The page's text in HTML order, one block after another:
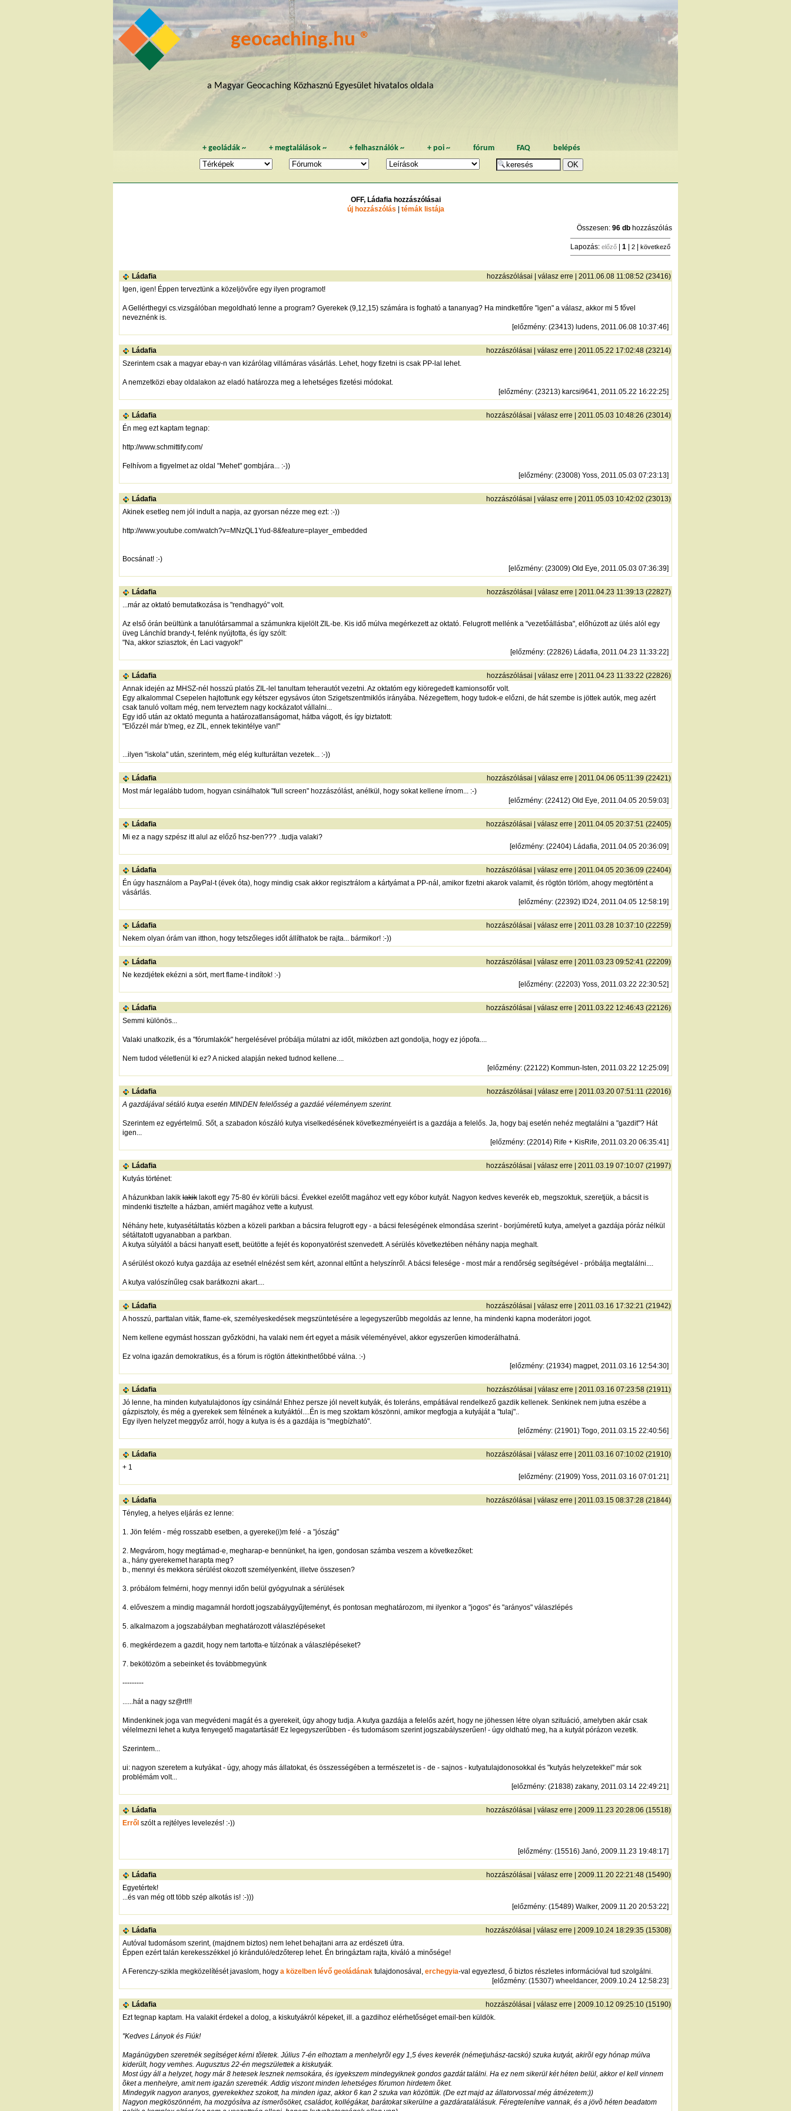
geocaching.hu ®
a Magyar Geocaching Közhasznú Egyesület hivatalos oldala
+geoládák ~ + megtalálások~ +felhasználók ~ + poi~ fórum FAQ belépés
OFF, Ládafia hozzászólásai
új hozzászólás
témák listája
Összesen: 96 db hozzászólás
Lapozás: előző 1 2 következő
Ládafia hozzászólásai válasz erre | 2011.06.08 11:08:52 (23416)
Igen, igen! Éppen terveztünk a közeljövőre egy ilyen programot!
A Gellérthegyi cs.vizsgálóban megoldható lenne a program? Gyerekek (9,12,15) számára is fogható a tananyag? Ha mindkettőre "igen" a válasz, akkor mi 5 fővel
neveznénk is.
[előzmény: (23413) ludens, 2011.06.08 10:37:46]
Ládafia hozzászólásai válasz erre | 2011.05.22 17:02:48 (23214)
Szerintem csak a magyar ebay-n van kizárólag villámáras vásárlás. Lehet, hogy fizetni is csak PP-lal lehet.
A nemzetközi ebay oldalakon az eladó határozza meg a lehetséges fizetési módokat.
[előzmény: (23213) karcsi9641, 2011.05.22 16:22:25]
Ládafia hozzászólásai válasz erre | 2011.05.03 10:48:26 (23014)
Én meg ezt kaptam tegnap:
http://www.schmittify.com/
Felhívom a figyelmet az oldal "Mehet" gombjára... :-))
[előzmény: (23008) Yoss, 2011.05.03 07:23:13]
Ládafia hozzászólásai válasz erre | 2011.05.03 10:42:02 (23013)
Akinek esetleg nem jól indult a napja, az gyorsan nézze meg ezt: :-))
http://www.youtube.com/watch?v=MNzQL1Yud-8&feature=player_embedded
Bocsánat! :-)
[előzmény: (23009) Old Eye, 2011.05.03 07:36:39]
Ládafia hozzászólásai válasz erre | 2011.04.23 11:39:13 (22827)
...már az oktató bemutatkozása is "rendhagyó" volt.
Az első órán beültünk a tanulótársammal a számunkra kijelölt ZIL-be. Kis idő múlva megérkezett az oktató. Felugrott mellénk a "vezetőállásba", előhúzott az ülés alól egy
üveg Lánchíd brandy-t, felénk nyújtotta, és így szólt:
"Na, akkor sziasztok, én Laci vagyok!"
[előzmény: (22826) Ládafia, 2011.04.23 11:33:22]
Ládafia hozzászólásai válasz erre | 2011.04.23 11:33:22 (22826)
Annak idején az MHSZ-nél hosszú platós ZIL-lel tanultam teherautót vezetni. Az oktatóm egy kiöregedett kamionsofőr volt.
Egy alkalommal Csepelen hajtottunk egy kétszer egysávos úton Szigetszentmiklós irányába. Nézegettem, hogy tudok-e előzni, de hát szembe is jöttek autók, meg azért
csak tanuló voltam még, nem terveztem nagy kockázatot vállalni...
Egy idő után az oktató megunta a határozatlanságomat, hátba vágott, és így biztatott:
"Előzzél már b'meg, ez ZIL, ennek tekintélye van!"
...ilyen "iskola" után, szerintem, még elég kulturáltan vezetek... :-))
Ládafia hozzászólásai válasz erre | 2011.04.06 05:11:39 (22421)
Most már legalább tudom, hogyan csinálhatok "full screen" hozzászólást, anélkül, hogy sokat kellene írnom... :-)
[előzmény: (22412) Old Eye, 2011.04.05 20:59:03]
Ládafia hozzászólásai válasz erre | 2011.04.05 20:37:51 (22405)
Mi ez a nagy szpész itt alul az előző hsz-ben??? ..tudja valaki?
[előzmény: (22404) Ládafia, 2011.04.05 20:36:09]
Ládafia hozzászólásai válasz erre | 2011.04.05 20:36:09 (22404)
Én úgy használom a PayPal-t (évek óta), hogy mindig csak akkor regisztrálom a kártyámat a PP-nál, amikor fizetni akarok valamit, és rögtön törlöm, ahogy megtörtént a
vásárlás.
[előzmény: (22392) ID24, 2011.04.05 12:58:19]
Ládafia hozzászólásai válasz erre | 2011.03.28 10:37:10 (22259)
Nekem olyan órám van itthon, hogy tetszőleges időt állíthatok be rajta... bármikor! :-))
Ládafia hozzászólásai válasz erre | 2011.03.23 09:52:41 (22209)
Ne kezdjétek ekézni a sört, mert flame-t indítok! :-)
[előzmény: (22203) Yoss, 2011.03.22 22:30:52]
Ládafia hozzászólásai válasz erre | 2011.03.22 12:46:43 (22126)
Semmi különös...
Valaki unatkozik, és a "fórumlakók" hergelésével próbálja múlatni az időt, miközben azt gondolja, hogy ez jópofa....
Nem tudod véletlenül ki ez? A nicked alapján neked tudnod kellene....
[előzmény: (22122) Kommun-Isten, 2011.03.22 12:25:09]
Ládafia hozzászólásai válasz erre | 2011.03.20 07:51:11 (22016)
A gazdájával sétáló kutya esetén MINDEN felelősség a gazdáé véleményem szerint.
Szerintem ez egyértelmű. Sőt, a szabadon kószáló kutya viselkedésének következményeiért is a gazdája a felelős. Ja, hogy baj esetén nehéz megtalálni a "gazdit"? Hát
igen...
[előzmény: (22014) Rife + KisRife, 2011.03.20 06:35:41]
Ládafia hozzászólásai válasz erre | 2011.03.19 07:10:07 (21997)
Kutyás történet:
A házunkban lakik lakik lakott egy 75-80 év körüli bácsi. Évekkel ezelőtt magához vett egy kóbor kutyát. Nagyon kedves keverék eb, megszoktuk, szeretjük, a bácsit is
mindenki tisztelte a házban, amiért magához vette a kutyust.
Néhány hete, kutyasétáltatás közben a közeli parkban a bácsira felugrott egy - a bácsi feleségének elmondása szerint - borjúméretű kutya, amelyet a gazdája póráz nélkül
sétáltatott ugyanabban a parkban.
A kutya súlyától a bácsi hanyatt esett, beütötte a fejét és koponyatörést szenvedett. A sérülés következtében néhány napja meghalt.
A sérülést okozó kutya gazdája az esetnél elnézést sem kért, azonnal eltűnt a helyszínről. A bácsi felesége - most már a rendőrség segítségével - próbálja megtalálni....
A kutya valószínűleg csak barátkozni akart....
Ládafia hozzászólásai válasz erre | 2011.03.16 17:32:21 (21942)
A hosszú, parttalan viták, flame-ek, személyeskedések megszüntetésére a legegyszerűbb megoldás az lenne, ha mindenki kapna moderátori jogot.
Nem kellene egymást hosszan győzködni, ha valaki nem ért egyet a másik véleményével, akkor egyszerűen kimoderálhatná.
Ez volna igazán demokratikus, és a fórum is rögtön áttekinthetőbbé válna. :-)
[előzmény: (21934) magpet, 2011.03.16 12:54:30]
Ládafia hozzászólásai válasz erre | 2011.03.16 07:23:58 (21911)
Jó lenne, ha minden kutyatulajdonos így csinálná! Ehhez persze jól nevelt kutyák, és toleráns, empátiával rendelkező gazdik kellenek. Senkinek nem jutna eszébe a
gázpisztoly, és még a gyerekek sem félnének a kutyáktól....Én is meg szoktam köszönni, amikor megfogja a kutyáját a "tulaj"..
Egy ilyen helyzet meggyőz arról, hogy a kutya is és a gazdája is "megbízható".
[előzmény: (21901) Togo, 2011.03.15 22:40:56]
Ládafia hozzászólásai válasz erre | 2011.03.16 07:10:02 (21910)
+ 1
[előzmény: (21909) Yoss, 2011.03.16 07:01:21]
Ládafia hozzászólásai válasz erre | 2011.03.15 08:37:28 (21844)
Tényleg, a helyes eljárás ez lenne:
1. Jön felém - még rosszabb esetben, a gyereke(i)m felé - a "jószág"
2. Megvárom, hogy megtámad-e, megharap-e bennünket, ha igen, gondosan számba veszem a következőket:
a., hány gyerekemet harapta meg?
b., mennyi és mekkora sérülést okozott személyenként, illetve összesen?
3. próbálom felmérni, hogy mennyi időn belül gyógyulnak a sérülések
4. előveszem a mindig magamnál hordott jogszabálygyűjteményt, és pontosan meghatározom, mi ilyenkor a "jogos" és "arányos" válaszlépés
5. alkalmazom a jogszabályban meghatározott válaszlépéseket
6. megkérdezem a gazdit, hogy nem tartotta-e túlzónak a válaszlépéseket?
7. bekötözöm a sebeinket és továbbmegyünk
---------
......hát a nagy sz@rt!!!
Mindenkinek joga van megvédeni magát és a gyerekeit, úgy ahogy tudja. A kutya gazdája a felelős azért, hogy ne jöhessen létre olyan szituáció, amelyben akár csak
vélelmezni lehet a kutya fenyegető magatartását! Ez legegyszerűbben - és tudomásom szerint jogszabályszerűen! - úgy oldható meg, ha a kutyát pórázon vezetik.
Szerintem...
ui: nagyon szeretem a kutyákat - úgy, ahogy más állatokat, és összességében a természetet is - de - sajnos - kutyatulajdonosokkal és "kutyás helyzetekkel" már sok
problémám volt...
[előzmény: (21838) zakany, 2011.03.14 22:49:21]
Ládafia hozzászólásai válasz erre | 2009.11.23 20:28:06 (15518)
Erről szólt a rejtélyes levelezés! :-))
[előzmény: (15516) Janó, 2009.11.23 19:48:17]
Ládafia hozzászólásai válasz erre | 2009.11.20 22:21:48 (15490)
Egyetértek!
...és van még ott több szép alkotás is! :-)))
[előzmény: (15489) Walker, 2009.11.20 20:53:22]
Ládafia hozzászólásai válasz erre | 2009.10.24 18:29:35 (15308)
Autóval tudomásom szerint, (majdnem biztos) nem lehet behajtani arra az erdészeti útra.
Éppen ezért talán kerekesszékkel jó kiránduló/edzőterep lehet. Én bringáztam rajta, kiváló a minősége!
A Ferenczy-szikla megközelítését javaslom, hogy a közelben lévő geoládának tulajdonosával, erchegyia-val egyeztesd, ő biztos részletes információval tud szolgálni.
[előzmény: (15307) wheeldancer, 2009.10.24 12:58:23]
Ládafia hozzászólásai válasz erre | 2009.10.12 09:25:10 (15190)
Ezt tegnap kaptam. Ha valakit érdekel a dolog, a kiskutyákról képeket, ill. a gazdihoz elérhetőséget email-ben küldök.
"Kedves Lányok és Fiúk!
Magánügyben szeretnék segítséget kérni tõletek. Július 7-én elhoztam a menhelyrõl egy 1,5 éves keverék (németjuhász-tacskó) szuka kutyát, akirõl egy hónap múlva
kiderült, hogy vemhes. Augusztus 22-én megszülettek a kiskutyák.
Most úgy áll a helyzet, hogy már 8 hetesek lesznek nemsokára, és igyekszem mindegyiknek gondos gazdát találni. Ha ez nem sikerül két héten belül, akkor el kell vinnem
õket a menhelyre, amit nem igazán szeretnék. Addig viszont minden lehetséges fórumon hirdetem õket.
Mindegyik nagyon aranyos, gyerekekhez szokott, ha minden igaz, akkor 6 kan 2 szuka van közöttük. (De ezt majd az állatorvossal még átnézetem:))
Nagyon megköszönném, ha mozgósítva az ismerõsöket, családot, kollégákat, barátokat sikerülne a gazdáratalálásuk. Féregtelenítve vannak, és a jövõ héten beadatom